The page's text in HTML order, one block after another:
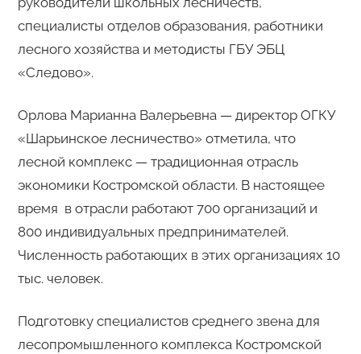
специалисты отделов образования, работники
лесного хозяйства и методисты ГБУ ЭБЦ
«Следово».
Орлова Марианна Валерьевна — директор ОГКУ
«Шарьинское лесничество» отметила, что
лесной комплекс — традиционная отрасль
экономики Костромской области. В настоящее
время в отрасли работают 700 организаций и
800 индивидуальных предпринимателей.
Численность работающих в этих организациях 10
тыс. человек.
Подготовку специалистов среднего звена для
лесопромышленного комплекса Костромской